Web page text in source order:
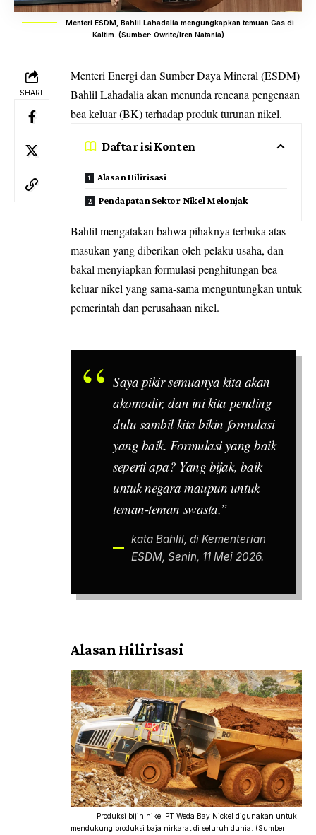
Menteri ESDM, Bahlil Lahadalia mengungkapkan temuan Gas di
Kaltim. (Sumber: Owrite/Iren Natania)
SHARE
Menteri Energi dan Sumber Daya Mineral (ESDM)
Bahlil Lahadalia akan menunda rencana pengenaan
bea keluar (BK) terhadap produk turunan nikel.
Daftar isi Konten
Alasan Hilirisasi
Pendapatan Sektor Nikel Melonjak
Bahlil mengatakan bahwa pihaknya terbuka atas
masukan yang diberikan oleh pelaku usaha, dan
bakal menyiapkan formulasi penghitungan bea
keluar nikel yang sama-sama menguntungkan untuk
pemerintah dan perusahaan nikel.
Saya pikir semuanya kita akan
akomodir, dan ini kita pending
dulu sambil kita bikin formulasi
yang baik. Formulasi yang baik
seperti apa? Yang bijak, baik
untuk negara maupun untuk
teman-teman swasta,”
kata Bahlil, di Kementerian
ESDM, Senin, 11 Mei 2026.
Alasan Hilirisasi
Produksi bijih nikel PT Weda Bay Nickel digunakan untuk
mendukung produksi baja nirkarat di seluruh dunia. (Sumber: